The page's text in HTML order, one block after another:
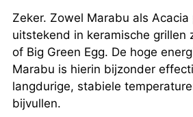
Zeker. Zowel Marabu als Acacia
uitstekend in keramische grillen
of Big Green Egg. De hoge
Marabu is hierin bijzonder
langdurige, stabiele
bijvullen.